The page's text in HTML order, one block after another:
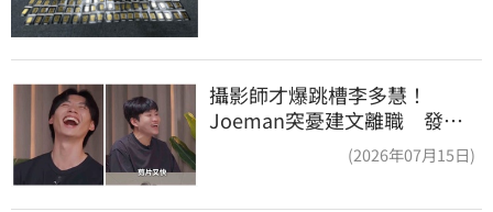
攝影師才爆跳槽李多慧！
Joeman突憂建文離職 發聲
「其實我很清楚」(2026年07月15日)